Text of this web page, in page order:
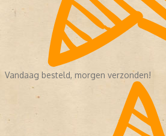
Vandaag besteld, morgen verzonden!